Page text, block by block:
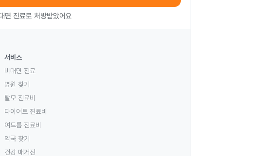
면 진료로 처방받았어요
서비스
비대면 진료
병원 찾기
탈모 진료비
다이어트 진료비
여드름 진료비
약국 찾기
건강 매거진